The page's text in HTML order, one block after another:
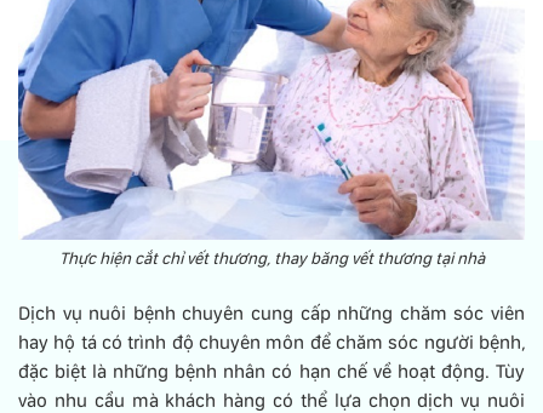
tuổi, giúp ba mẹ yên tâm
khi có người đồng hành
đáng tin cậy trong việc
chăm sóc con.
Thực hiện cắt chỉ vết thương, thay băng vết thương tại nhà
Dịch vụ nuôi bệnh chuyên cung cấp những chăm sóc viên
hay hộ tá có trình độ chuyên môn để chăm sóc người bệnh,
đặc biệt là những bệnh nhân có hạn chế về hoạt động. Tùy
vào nhu cầu mà khách hàng có thể lựa chọn dịch vụ nuôi